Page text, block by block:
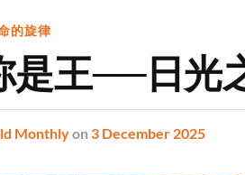
的旋律
是王──日光
Monthlyon 3 December 2025